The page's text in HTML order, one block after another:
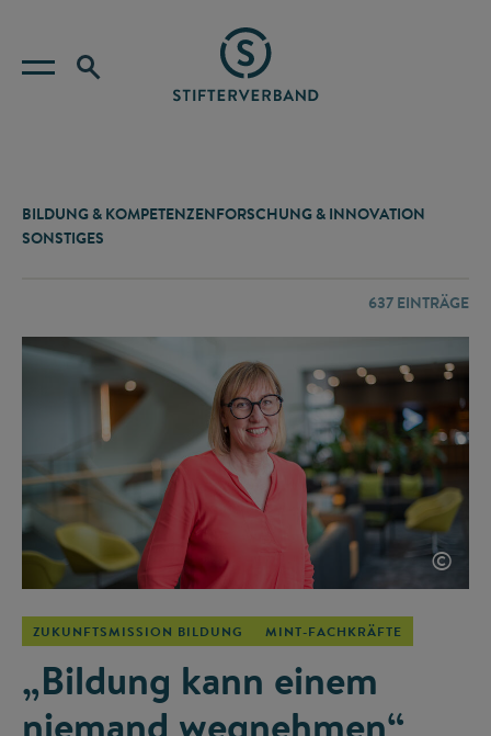
BILDUNG & KOMPETENZENFORSCHUNG & INNOVATION
SONSTIGES
637 EINTRÄGE
©
ZUKUNFTSMISSION BILDUNG MINT-FACHKRÄFTE
„Bildung kann einem